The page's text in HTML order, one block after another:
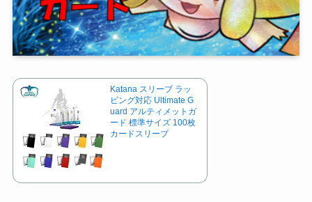
Katana スリーブ ラッ
ピング対応 Ultimate G
uard アルティメットガ
ード 標準サイズ 100枚
カードスリーブ